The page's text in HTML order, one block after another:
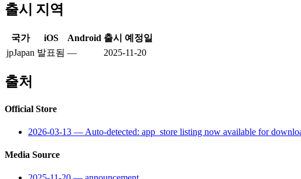
출시 지역
국가 iOS Android 출시 예정일
jpJapan 발표됨 — 2025-11-20
출처
Official Store
2026-03-13 — Auto-detected: app_store listing now available for
Media Source